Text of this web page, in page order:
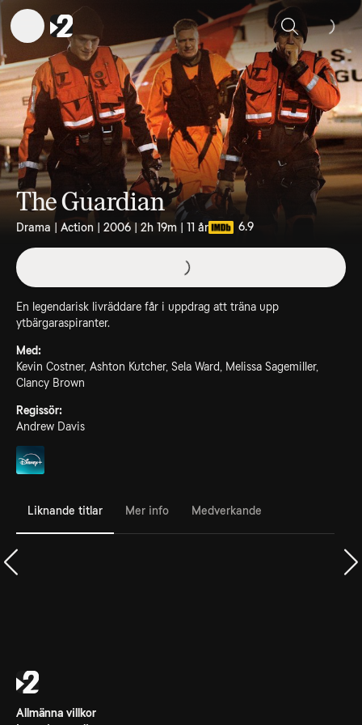
Sök
The Guardian
Drama | Action | 2006 | 2h 19m | 11 år 6.9
En legendarisk livräddare får i uppdrag att träna upp
ytbärgaraspiranter.
Med:
Kevin Costner, Ashton Kutcher, Sela Ward, Melissa Sagemiller,
Clancy Brown
Regissör:
Andrew Davis
Liknande titlar Mer info Medverkande
Allmänna villkor